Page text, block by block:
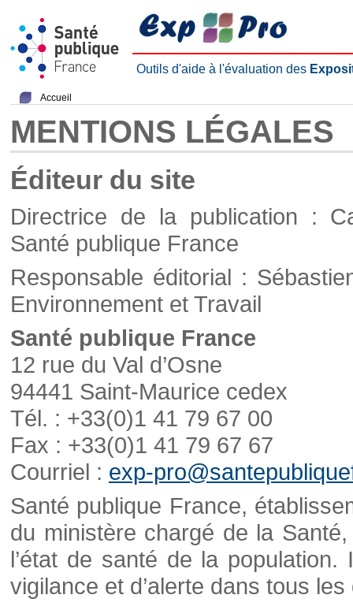
Outils d'aide à l'évaluation des
Accueil
MENTIONS LÉGALES
Éditeur du site
Directrice de la publication :
Santé publique France
Responsable éditorial :
Environnement et Travail
Santé publique France
12 rue du Val d’Osne
94441 Saint-Maurice cedex
Tél. : +33(0)1 41 79 67 00
Fax : +33(0)1 41 79 67 67
Courriel : exp-
Santé publique France,
du ministère chargé de la
l’état de santé de la
vigilance et d’alerte dans tous